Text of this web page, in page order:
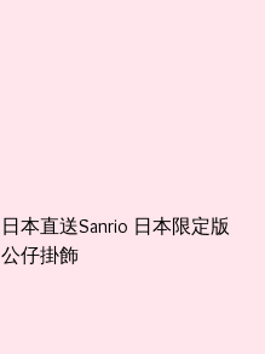
日本直送Sanrio 日本限定版
公仔掛飾